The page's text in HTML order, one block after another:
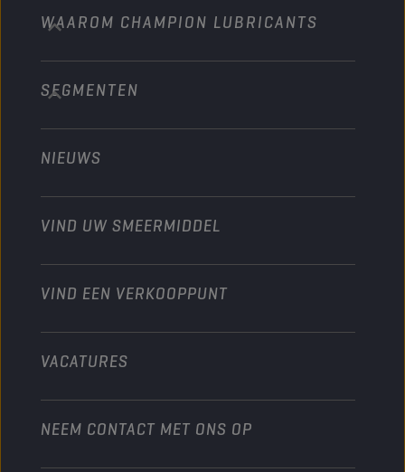
Personenwagens
Bussen & Vrachtwagens
Bouw en mijnbouw
Moto’s & ATV
Industrie
Scheepvaart
WAAROM CHAMPION LUBRICANTS
Over ons
Technology
Ontdek onze motorsportpartners
SEGMENTEN
Personenwagens
Motorfiets
Heavy-Duty
NIEUWS
VIND UW SMEERMIDDEL
VIND EEN VERKOOPPUNT
VACATURES
NEEM CONTACT MET ONS OP